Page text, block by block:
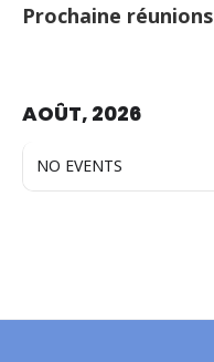
Prochaine réunions
AOÛT, 2026
NO EVENTS